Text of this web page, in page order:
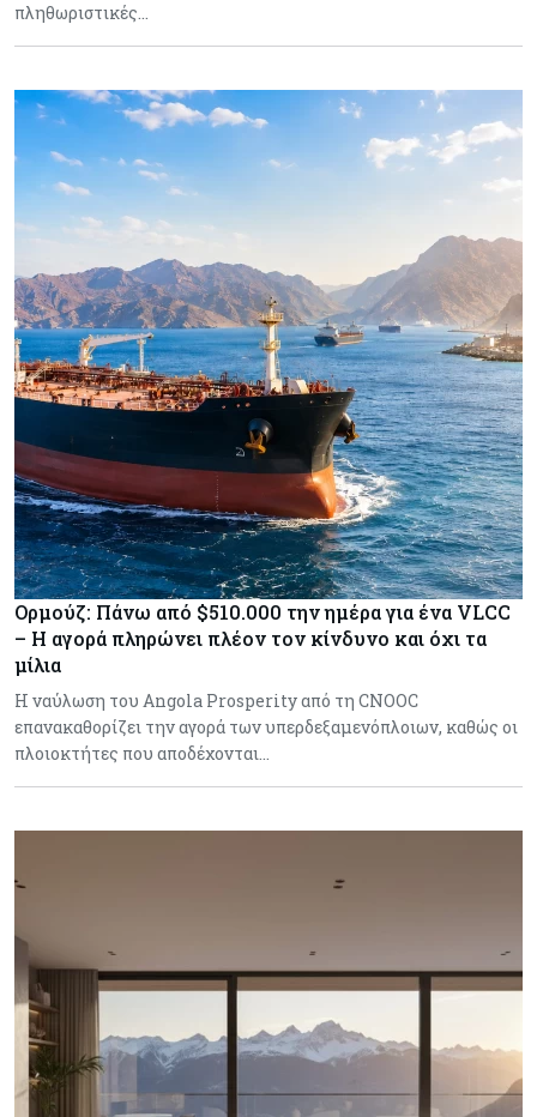
πληθωριστικές…
Ορμούζ: Πάνω από $510.000 την ημέρα για ένα VLCC
– Η αγορά πληρώνει πλέον τον κίνδυνο και όχι τα
μίλια
Η ναύλωση του Angola Prosperity από τη CNOOC
επανακαθορίζει την αγορά των υπερδεξαμενόπλοιων, καθώς οι
πλοιοκτήτες που αποδέχονται…